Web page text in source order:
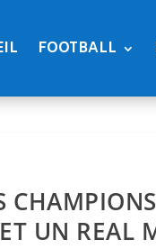
FOOTBALL
UN REAL